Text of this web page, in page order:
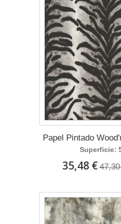
Papel Pintado
Superficie:
35,48 €